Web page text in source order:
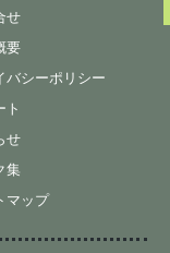
せ
要
バシーポリシー
ト
せ
集
マップ